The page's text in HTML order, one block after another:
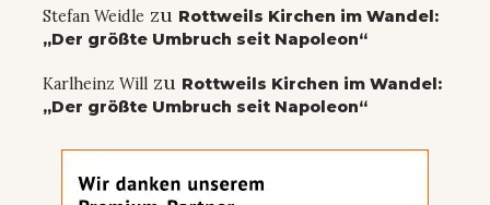
Stefan Weidle zu Rottweils Kirchen im Wandel:
„Der größte Umbruch seit Napoleon“
Karlheinz Will zu Rottweils Kirchen im Wandel:
„Der größte Umbruch seit Napoleon“